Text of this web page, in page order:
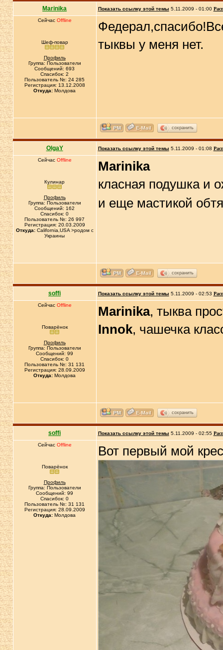
Marinika Показать ссылку этой темы 5.11.2009 - 01:00
Сейчас Offline
Шеф-повар
Профиль
Группа: Пользователи
Сообщений: 693
Спасибок: 2
Пользователь №: 24 285
Регистрация: 13.12.2008
Откуда: Молдова
тыквы у меня нет.
сохранить
OlgaY Показать ссылку этой темы 5.11.2009 - 01:08
Сейчас Offline
Кулинар
Профиль
Группа: Пользователи
Сообщений: 162
Спасибок: 0
Пользователь №: 26 997
Регистрация: 20.03.2009
Откуда:California,USA >родом с
Украины
Marinika
класная подушка и
и еще мастикой
сохранить
soffi Показать ссылку этой темы 5.11.2009 - 02:53
Сейчас Offline
Поварёнок
Профиль
Группа: Пользователи
Сообщений: 99
Спасибок: 0
Пользователь №: 31 131
Регистрация: 28.09.2009
Откуда: Молдова
Marinika, тыква
Innok, чашечка
сохранить
soffi Показать ссылку этой темы 5.11.2009 - 02:55
Сейчас Offline
Поварёнок
Профиль
Группа: Пользователи
Сообщений: 99
Спасибок: 0
Пользователь №: 31 131
Регистрация: 28.09.2009
Откуда: Молдова
Вот первый мой